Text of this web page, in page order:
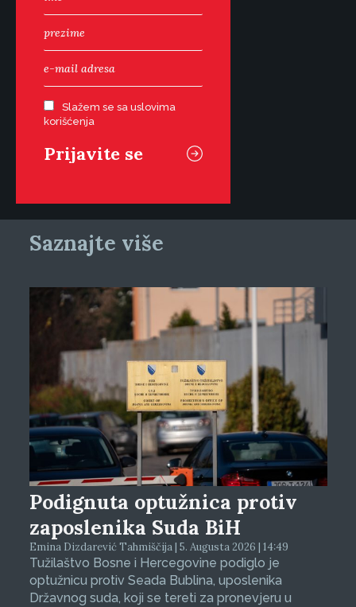
Slažem se sa uslovima
korišćenja
Saznajte više
Podignuta optužnica protiv
zaposlenika Suda BiH
Emina Dizdarević Tahmiščija | 5. Augusta 2026 | 14:49
Tužilaštvo Bosne i Hercegovine podiglo je
optužnicu protiv Seada Bublina, uposlenika
Državnog suda, koji se tereti za pronevjeru u